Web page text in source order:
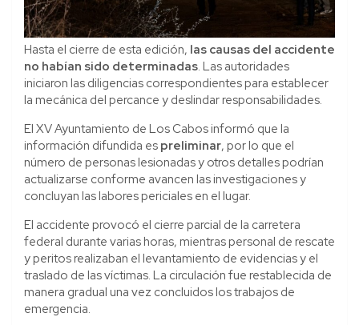
Hasta el cierre de esta edición, las causas del accidente
no habían sido determinadas. Las autoridades
iniciaron las diligencias correspondientes para establecer
la mecánica del percance y deslindar responsabilidades.
El XV Ayuntamiento de Los Cabos informó que la
información difundida es preliminar, por lo que el
número de personas lesionadas y otros detalles podrían
actualizarse conforme avancen las investigaciones y
concluyan las labores periciales en el lugar.
El accidente provocó el cierre parcial de la carretera
federal durante varias horas, mientras personal de rescate
y peritos realizaban el levantamiento de evidencias y el
traslado de las víctimas. La circulación fue restablecida de
manera gradual una vez concluidos los trabajos de
emergencia.